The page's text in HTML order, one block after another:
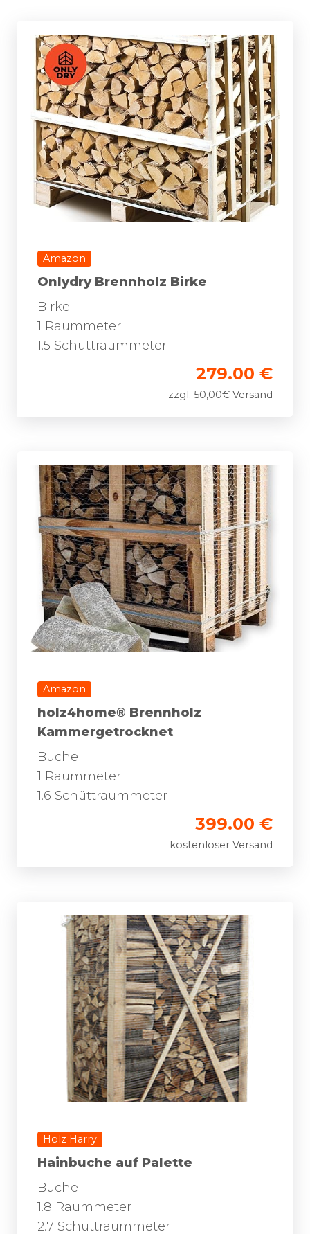
Amazon
Onlydry Brennholz Birke
Birke
1 Raummeter
1.5 Schüttraummeter
279.00 €
zzgl. 50,00€ Versand
Amazon
holz4home® Brennholz
Kammergetrocknet
Buche
1 Raummeter
1.6 Schüttraummeter
399.00 €
kostenloser Versand
Holz Harry
Hainbuche auf Palette
Buche
1.8 Raummeter
2.7 Schüttraummeter